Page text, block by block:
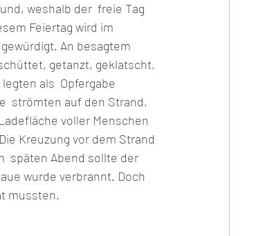
weshalb der  freie Tag
Feiertag wird im
An besagtem
getanzt, geklatscht,
als  Opfergabe
strömten auf den Strand,
voller Menschen
Kreuzung vor dem Strand
späten Abend sollte der
wurde verbrannt. Doch
mussten.